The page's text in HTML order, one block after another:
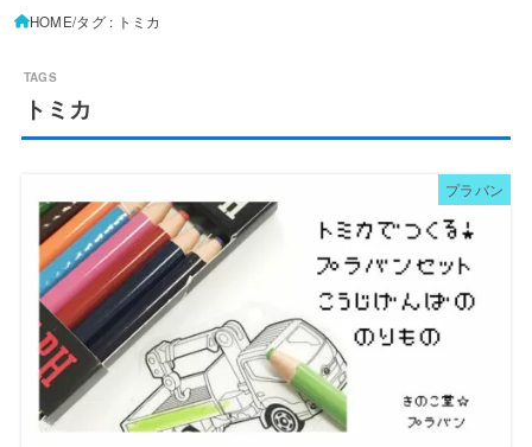
HOME タグ : トミカ
トミカ
プラバン